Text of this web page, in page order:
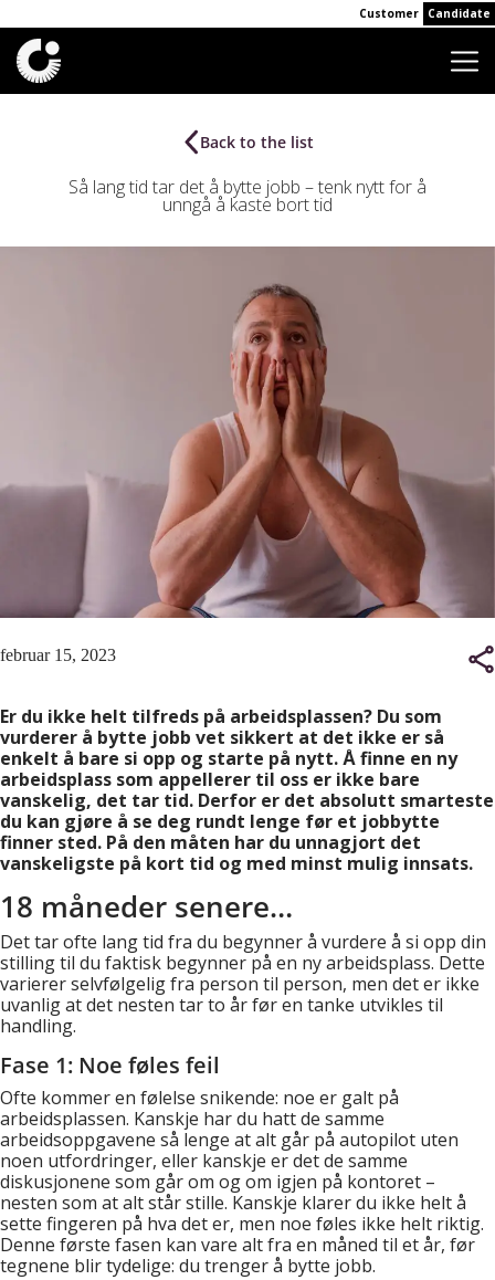
Customer Candidate
Back to the list
Så lang tid tar det å bytte jobb – tenk nytt for å
unngå å kaste bort tid
februar 15, 2023
Er du ikke helt tilfreds på arbeidsplassen? Du som
vurderer å bytte jobb vet sikkert at det ikke er så
enkelt å bare si opp og starte på nytt. Å finne en ny
arbeidsplass som appellerer til oss er ikke bare
vanskelig, det tar tid. Derfor er det absolutt smarteste
du kan gjøre å se deg rundt lenge før et jobbytte
finner sted. På den måten har du unnagjort det
vanskeligste på kort tid og med minst mulig innsats.
18 måneder senere…
Det tar ofte lang tid fra du begynner å vurdere å si opp din
stilling til du faktisk begynner på en ny arbeidsplass. Dette
varierer selvfølgelig fra person til person, men det er ikke
uvanlig at det nesten tar to år før en tanke utvikles til
handling.
Fase 1: Noe føles feil
Ofte kommer en følelse snikende: noe er galt på
arbeidsplassen. Kanskje har du hatt de samme
arbeidsoppgavene så lenge at alt går på autopilot uten
noen utfordringer, eller kanskje er det de samme
diskusjonene som går om og om igjen på kontoret –
nesten som at alt står stille. Kanskje klarer du ikke helt å
sette fingeren på hva det er, men noe føles ikke helt riktig.
Denne første fasen kan vare alt fra en måned til et år, før
tegnene blir tydelige: du trenger å bytte jobb.